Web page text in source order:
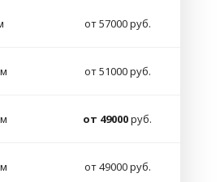
от 57000 руб.
от 51000 руб.
от 49000руб.
от 49000 руб.